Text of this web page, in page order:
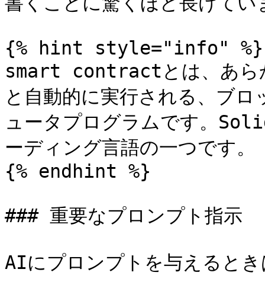
{% hint style="info" %}
smart contractとは、あら
と自動的に実行される、ブ
ュータプログラムです。
ーディング言語の一つです。
{% endhint %}
### 重要なプロンプト指示
AIにプロンプトを与えると